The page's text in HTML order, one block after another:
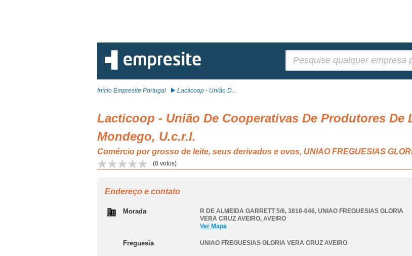
Início Empresite Portugal Lacticoop - União D...
Lacticoop - União De Cooperativas De Produtores De
Mondego, U.c.r.l.
Comércio por grosso de leite, seus derivados e ovos, UNIAO FREGUESIAS
(0 votos)
Endereço e contato
Morada R DE ALMEIDA GARRETT 5/6, 3810-046, UNIAO FREGUESIAS GLORIA
VERA CRUZ AVEIRO, AVEIRO
Ver Mapa
Freguesia UNIAO FREGUESIAS GLORIA VERA CRUZ AVEIRO